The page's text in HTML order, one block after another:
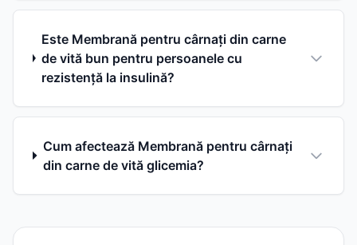
Este Membrană pentru cârnați din carne
de vită bun pentru persoanele cu
rezistență la insulină?
Cum afectează Membrană pentru cârnați
din carne de vită glicemia?